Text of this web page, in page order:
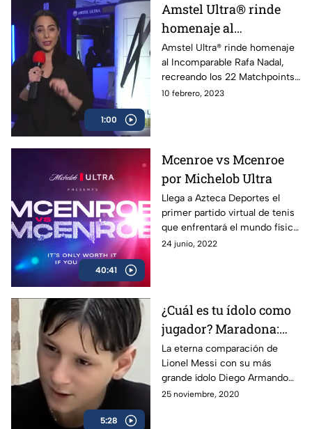
que el gober’ ganó. Buena
manera de promover el
deporte.
1:00
Amstel Ultra® rinde
homenaje al
Incomparable Rafa
Nadal
Amstel Ultra® rinde homenaje
al Incomparable Rafa Nadal,
recreando los 22 Matchpoints
de sus Grand Slams.
10 febrero, 2023
40:41
Mcenroe vs Mcenroe
por Michelob Ultra
Llega a Azteca Deportes el
primer partido virtual de tenis
que enfrentará el mundo físico
contra la realidad virtual. Apoya
24 junio, 2022
5:28
¿Cuál es tu ídolo como
jugador? Maradona:
Lionel Messi
La eterna comparación de
Lionel Messi con su más
grande ídolo Diego Armando
Maradona.
25 noviembre, 2020